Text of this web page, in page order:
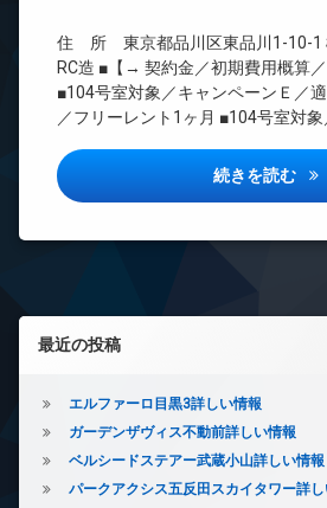
住 所 東京都品川区東品川1-10-
RC造 ■【→ 契約金／初期費用概算／
■104号室対象／キャンペーンＥ／
／フリーレント1ヶ月 ■104号室対象
続きを読む オ
ラン
ンシ
ョン
ド
イ
ン
ー
ト
無
左サイドバー
最近の投稿
エルファーロ目黒3詳しい情報
ガーデンザヴィス不動前詳しい情報
ベルシードステアー武蔵小山詳しい情報
パークアクシス五反田スカイタワー詳し